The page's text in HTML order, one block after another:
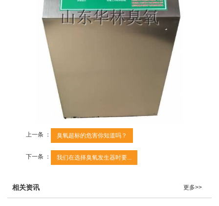
上一条 ： 臭氧超标的危害你知道吗？
下一条 ： 我们在选择臭氧发生器时要...
相关资讯 更多>>